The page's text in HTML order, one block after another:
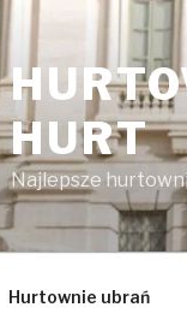
HURT
Najlepsze
Hurtownie ubrań